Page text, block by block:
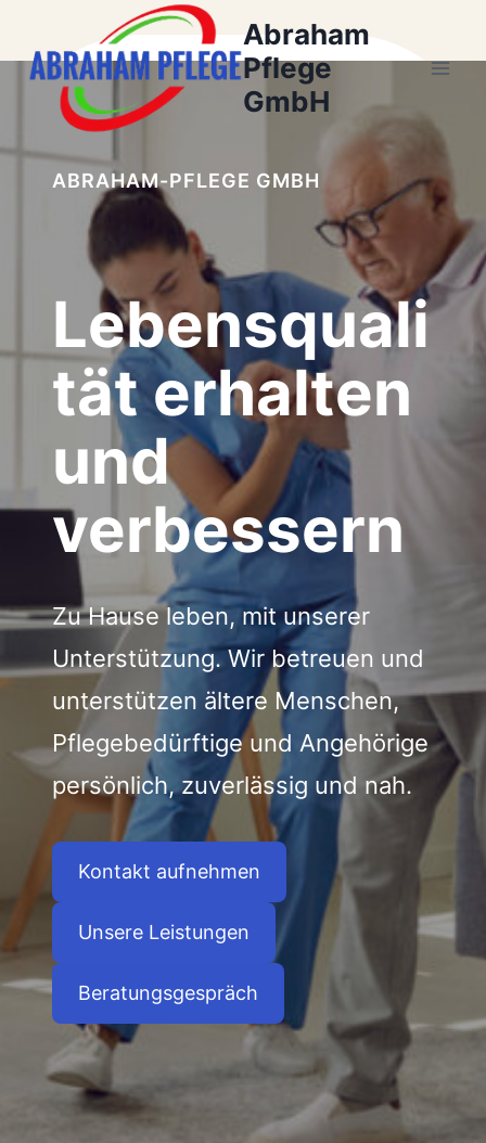
springen
Abraham
Pflege
GmbH
ABRAHAM-PFLEGE GMBH
Lebensquali
tät erhalten
und
verbessern
Zu Hause leben, mit unserer
Unterstützung. Wir betreuen und
unterstützen ältere Menschen,
Pflegebedürftige und Angehörige
persönlich, zuverlässig und nah.
Kontakt aufnehmen
Unsere Leistungen
Beratungsgespräch